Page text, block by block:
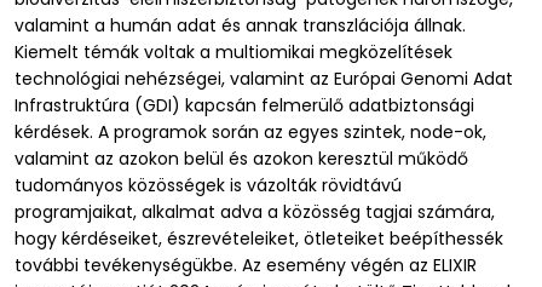
valamint a humán adat és annak transzlációja állnak.
Kiemelt témák voltak a multiomikai megközelítések
technológiai nehézségei, valamint az Európai Genomi Adat
Infrastruktúra (GDI) kapcsán felmerülő adatbiztonsági
kérdések. A programok során az egyes szintek, node-ok,
valamint az azokon belül és azokon keresztül működő
tudományos közösségek is vázolták rövidtávú
programjaikat, alkalmat adva a közösség tagjai számára,
hogy kérdéseiket, észrevételeiket, ötleteiket beépíthessék
további tevékenységükbe. Az esemény végén az ELIXIR